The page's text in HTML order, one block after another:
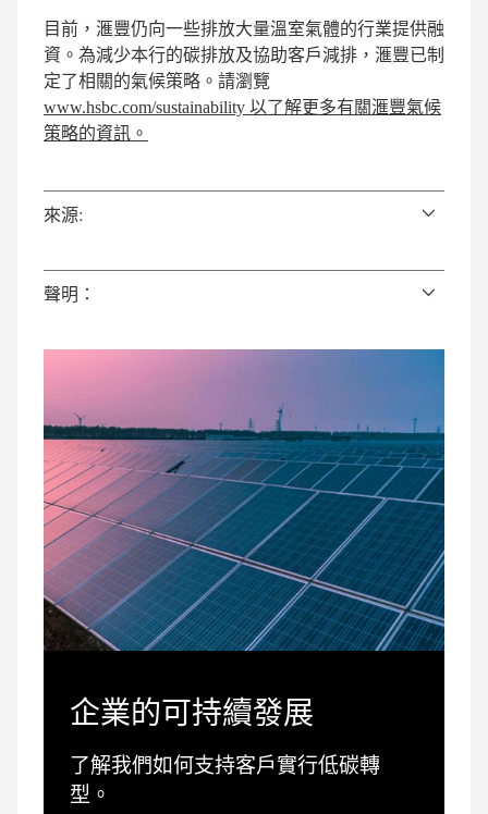
目前，滙豐仍向一些排放大量溫室氣體的行業提供融
資。為減少本行的碳排放及協助客戶減排，滙豐已制
定了相關的氣候策略。請瀏覽
www.hsbc.com/sustainability 以了解更多有關滙豐氣候
策略的資訊。
來源:
聲明：
企業的可持續發展
了解我們如何支持客戶實行低碳轉
型。